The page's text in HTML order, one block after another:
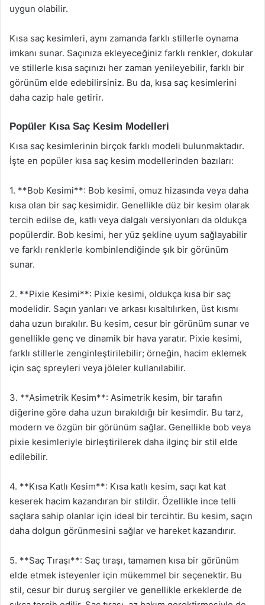
uygun olabilir.
Kısa saç kesimleri, aynı zamanda farklı stillerle oynama
imkanı sunar. Saçınıza ekleyeceğiniz farklı renkler, dokular
ve stillerle kısa saçınızı her zaman yenileyebilir, farklı bir
görünüm elde edebilirsiniz. Bu da, kısa saç kesimlerini
daha cazip hale getirir.
Popüler Kısa Saç Kesim Modelleri
Kısa saç kesimlerinin birçok farklı modeli bulunmaktadır.
İşte en popüler kısa saç kesim modellerinden bazıları:
1. **Bob Kesimi**: Bob kesimi, omuz hizasında veya daha
kısa olan bir saç kesimidir. Genellikle düz bir kesim olarak
tercih edilse de, katlı veya dalgalı versiyonları da oldukça
popülerdir. Bob kesimi, her yüz şekline uyum sağlayabilir
ve farklı renklerle kombinlendiğinde şık bir görünüm
sunar.
2. **Pixie Kesimi**: Pixie kesimi, oldukça kısa bir saç
modelidir. Saçın yanları ve arkası kısaltılırken, üst kısmı
daha uzun bırakılır. Bu kesim, cesur bir görünüm sunar ve
genellikle genç ve dinamik bir hava yaratır. Pixie kesimi,
farklı stillerle zenginleştirilebilir; örneğin, hacim eklemek
için saç spreyleri veya jöleler kullanılabilir.
3. **Asimetrik Kesim**: Asimetrik kesim, bir tarafın
diğerine göre daha uzun bırakıldığı bir kesimdir. Bu tarz,
modern ve özgün bir görünüm sağlar. Genellikle bob veya
pixie kesimleriyle birleştirilerek daha ilginç bir stil elde
edilebilir.
4. **Kısa Katlı Kesim**: Kısa katlı kesim, saçı kat kat
keserek hacim kazandıran bir stildir. Özellikle ince telli
saçlara sahip olanlar için ideal bir tercihtir. Bu kesim, saçın
daha dolgun görünmesini sağlar ve hareket kazandırır.
5. **Saç Tıraşı**: Saç tıraşı, tamamen kısa bir görünüm
elde etmek isteyenler için mükemmel bir seçenektir. Bu
stil, cesur bir duruş sergiler ve genellikle erkeklerde de